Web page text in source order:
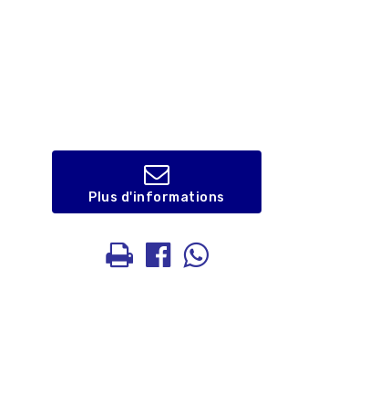
Plus d'informations